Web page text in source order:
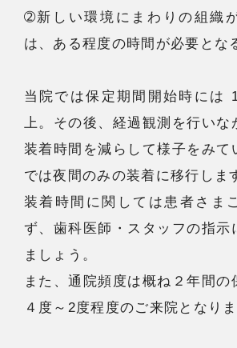
➁新しい環境にまわりの組織
は、ある程度の時間が必要とな
当院では保定期間開始時には
上。その後、経過観測を行い
装着時間を減らして様子をみて
では夜間のみの装着に移行しま
装着時間に関しては患者さま
ず、歯科医師・スタッフの指示
ましょう。
また、通院頻度は概ね２年間の
４度～2度程度のご来院となりま